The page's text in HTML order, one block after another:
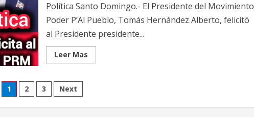
responder
a
expectativas
de
la
población.
Política Santo Domingo.- El Presidente del Movimiento
Poder P’Al Pueblo, Tomás Hernández Alberto, felicitó
al Presidente presidente...
Leer MasRead
more
Posts
pagination
1 2 3 Next